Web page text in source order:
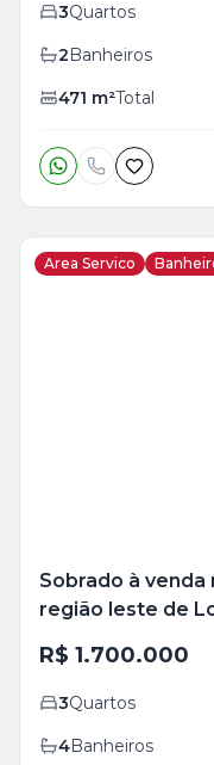
3Quartos
2Banheiros
471 m²Total
Area Servico
Sobrado à venda
região leste de
R$ 1.700.000
3Quartos
4Banheiros